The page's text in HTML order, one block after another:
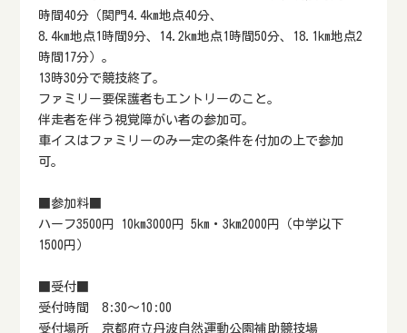
時間40分（関門4.4km地点40分、
8.4km地点1時間9分、14.2km地点1時間50分、18.1km地点2
時間17分）。
13時30分で競技終了。
ファミリー要保護者もエントリーのこと。
伴走者を伴う視覚障がい者の参加可。
車イスはファミリーのみ一定の条件を付加の上で参加
可。
■参加料■
ハーフ3500円 10km3000円 5km・3km2000円（中学以下
1500円）
■受付■
受付時間 8:30～10:00
受付場所 京都府立丹波自然運動公園補助競技場